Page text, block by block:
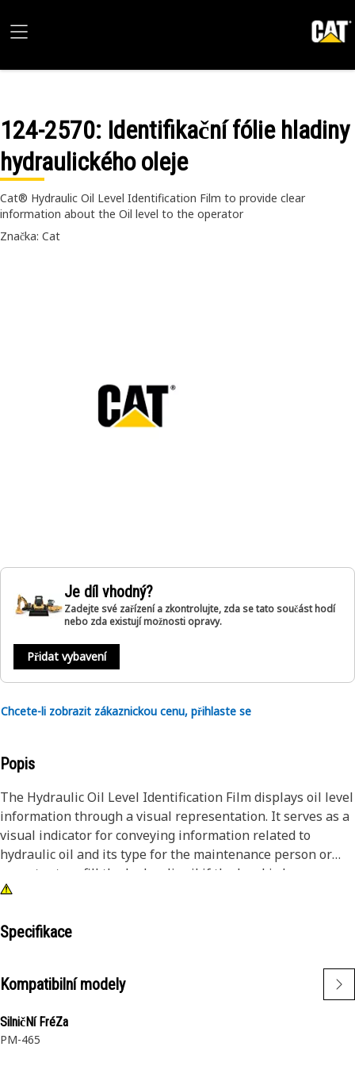
124-2570: Identifikační fólie hladiny
hydraulického oleje
Cat® Hydraulic Oil Level Identification Film to provide clear
information about the Oil level to the operator
Značka: Cat
Je díl vhodný?
Zadejte své zařízení a zkontrolujte, zda se tato součást hodí
nebo zda existují možnosti opravy.
Přidat vybavení
Chcete-li zobrazit zákaznickou cenu, přihlaste se
Popis
The Hydraulic Oil Level Identification Film displays oil level
information through a visual representation. It serves as a
visual indicator for conveying information related to
hydraulic oil and its type for the maintenance person or
operator to refill the hydraulic oil if the level is low,
ensuring that the relevant information is readily
• Resists exposure to Ultraviolet (UV) rays, moisture, and
abrasion
level
Applications:
Specifikace
Kompatibilní modely
SilničNí FréZa
PM-465